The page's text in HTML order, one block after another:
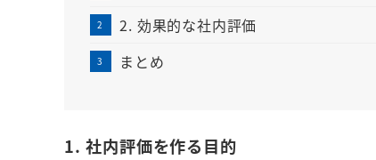
2. 効果的な社内評価
まとめ
1. 社内評価を作る目的